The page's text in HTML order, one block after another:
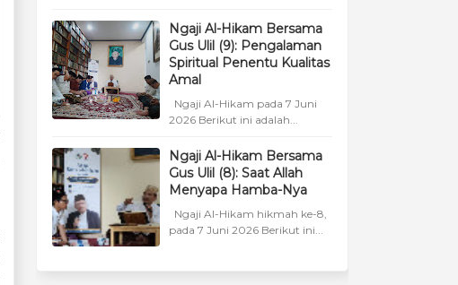
Ngaji Al-Hikam Bersama
Gus Ulil (9): Pengalaman
Spiritual Penentu Kualitas
Amal
Ngaji Al-Hikam pada 7 Juni
2026 Berikut ini adalah...
Ngaji Al-Hikam Bersama
Gus Ulil (8): Saat Allah
Menyapa Hamba-Nya
Ngaji Al-Hikam hikmah ke-8,
pada 7 Juni 2026 Berikut ini...